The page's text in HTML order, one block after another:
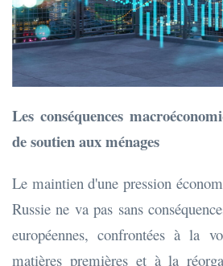
Les conséquences
de soutien aux ménages
Le maintien d'une pression
Russie ne va pas sans
européennes, confrontées à la
matières premières et à la